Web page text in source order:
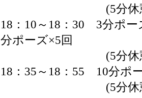
(5分休
18：10～18：30 3分ポー
分ポーズ×5回
(5分休
18：35～18：55 10分ポ
(5分休